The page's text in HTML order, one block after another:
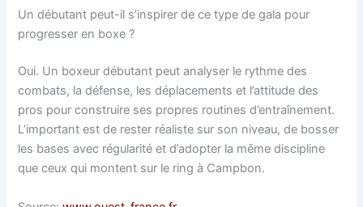
Un débutant peut-il s’inspirer de ce type de gala pour
progresser en boxe ?
Oui. Un boxeur débutant peut analyser le rythme des
combats, la défense, les déplacements et l’attitude des
pros pour construire ses propres routines d’entraînement.
L’important est de rester réaliste sur son niveau, de bosser
les bases avec régularité et d’adopter la même discipline
que ceux qui montent sur le ring à Campbon.